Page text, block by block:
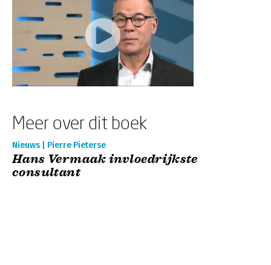
Meer over dit boek
Nieuws | Pierre Pieterse
Hans Vermaak invloedrijkste
consultant